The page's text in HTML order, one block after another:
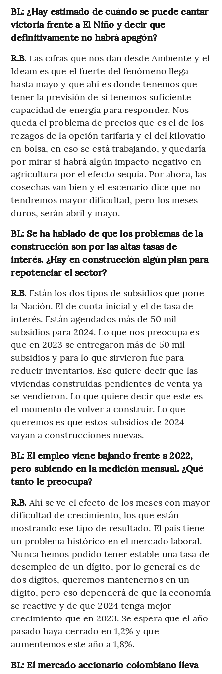
BL: ¿Hay estimado de cuándo se puede cantar
victoria frente a El Niño y decir que
definitivamente no habrá apagón?
R.B. Las cifras que nos dan desde Ambiente y el
Ideam es que el fuerte del fenómeno llega
hasta mayo y que ahí es donde tenemos que
tener la previsión de si tenemos suficiente
capacidad de energía para responder. Nos
queda el problema de precios que es el de los
rezagos de la opción tarifaria y el del kilovatio
en bolsa, en eso se está trabajando, y quedaría
por mirar si habrá algún impacto negativo en
agricultura por el efecto sequía. Por ahora, las
cosechas van bien y el escenario dice que no
tendremos mayor dificultad, pero los meses
duros, serán abril y mayo.
BL: Se ha hablado de que los problemas de la
construcción son por las altas tasas de
interés. ¿Hay en construcción algún plan para
repotenciar el sector?
R.B. Están los dos tipos de subsidios que pone
la Nación. El de cuota inicial y el de tasa de
interés. Están agendados más de 50 mil
subsidios para 2024. Lo que nos preocupa es
que en 2023 se entregaron más de 50 mil
subsidios y para lo que sirvieron fue para
reducir inventarios. Eso quiere decir que las
viviendas construidas pendientes de venta ya
se vendieron. Lo que quiere decir que este es
el momento de volver a construir. Lo que
queremos es que estos subsidios de 2024
vayan a construcciones nuevas.
BL: El empleo viene bajando frente a 2022,
pero subiendo en la medición mensual. ¿Qué
tanto le preocupa?
R.B. Ahí se ve el efecto de los meses con mayor
dificultad de crecimiento, los que están
mostrando ese tipo de resultado. El país tiene
un problema histórico en el mercado laboral.
Nunca hemos podido tener estable una tasa de
desempleo de un dígito, por lo general es de
dos dígitos, queremos mantenernos en un
dígito, pero eso dependerá de que la economía
se reactive y de que 2024 tenga mejor
crecimiento que en 2023. Se espera que el año
pasado haya cerrado en 1,2% y que
aumentemos este año a 1,8%.
BL: El mercado accionario colombiano lleva